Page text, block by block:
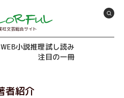
社文芸総合サイト
WEB小説推理試し読み
注目の一冊
者紹介